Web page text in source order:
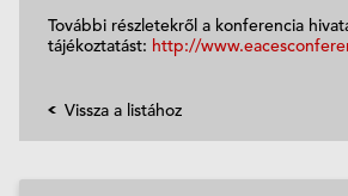
További részletekről a konferencia
tájékoztatást: http://
Vissza a listához